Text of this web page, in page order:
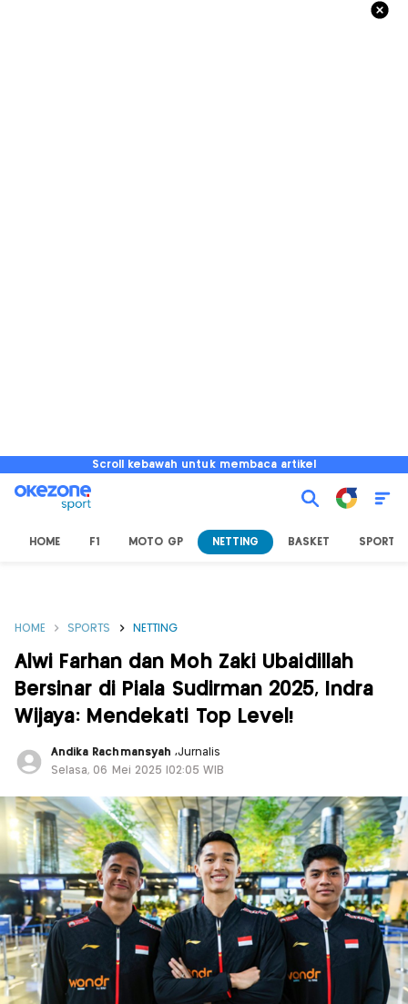
Scroll kebawah untuk membaca artikel
HOME F1 MOTO GP NETTING BASKET SPORT
HOME SPORTS NETTING
Alwi Farhan dan Moh Zaki Ubaidillah
Bersinar di Piala Sudirman 2025, Indra
Wijaya: Mendekati Top Level!
Andika Rachmansyah ,Jurnalis
Selasa, 06 Mei 2025 |02:05 WIB